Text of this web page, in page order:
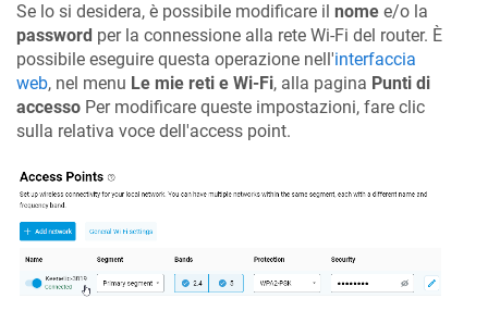
Se lo si desidera, è possibile modificare il nome e/o la
password per la connessione alla rete Wi-Fi del router. È
possibile eseguire questa operazione nell'interfaccia
web, nel menu Le mie reti e Wi-Fi, alla pagina Punti di
accesso Per modificare queste impostazioni, fare clic
sulla relativa voce dell'access point.